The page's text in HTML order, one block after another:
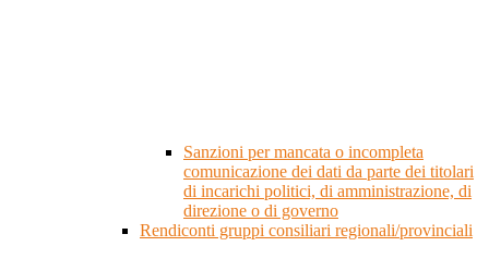
Sanzioni per mancata o incompleta
comunicazione dei dati da parte dei titolari
di incarichi politici, di amministrazione, di
direzione o di governo
Rendiconti gruppi consiliari regionali/provinciali